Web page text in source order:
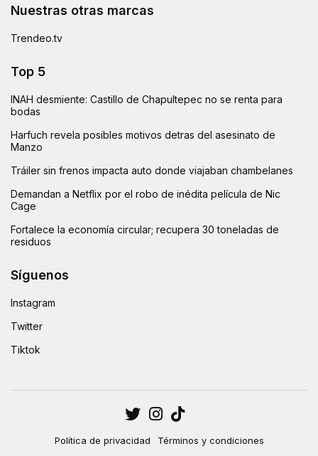
Nuestras otras marcas
Trendeo.tv
Top 5
INAH desmiente: Castillo de Chapultepec no se renta para
bodas
Harfuch revela posibles motivos detras del asesinato de
Manzo
Tráiler sin frenos impacta auto donde viajaban chambelanes
Demandan a Netflix por el robo de inédita película de Nic
Cage
Fortalece la economía circular; recupera 30 toneladas de
residuos
Síguenos
Instagram
Twitter
Tiktok
Política de privacidad Términos y condiciones